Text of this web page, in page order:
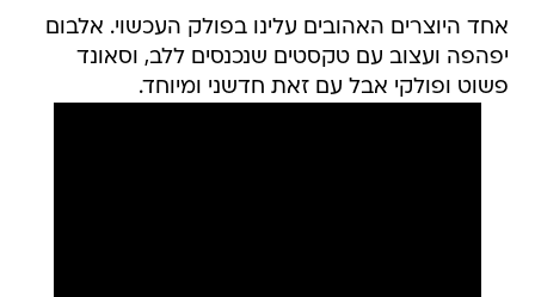
אחד היוצרים האהובים עלינו בפולק העכשוי. אלבום
יפהפה ועצוב עם טקסטים שנכנסים ללב, וסאונד
פשוט ופולקי אבל עם זאת חדשני ומיוחד.